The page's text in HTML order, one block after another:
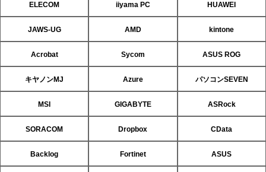
ELECOM iiyama PC HUAWEI
JAWS-UG AMD kintone
Acrobat Sycom ASUS ROG
キヤノンMJ Azure パソコンSEVEN
MSI GIGABYTE ASRock
SORACOM Dropbox CData
Backlog Fortinet ASUS